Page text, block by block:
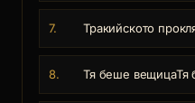
7. Тракийското
8. Тя беше вещицаТя